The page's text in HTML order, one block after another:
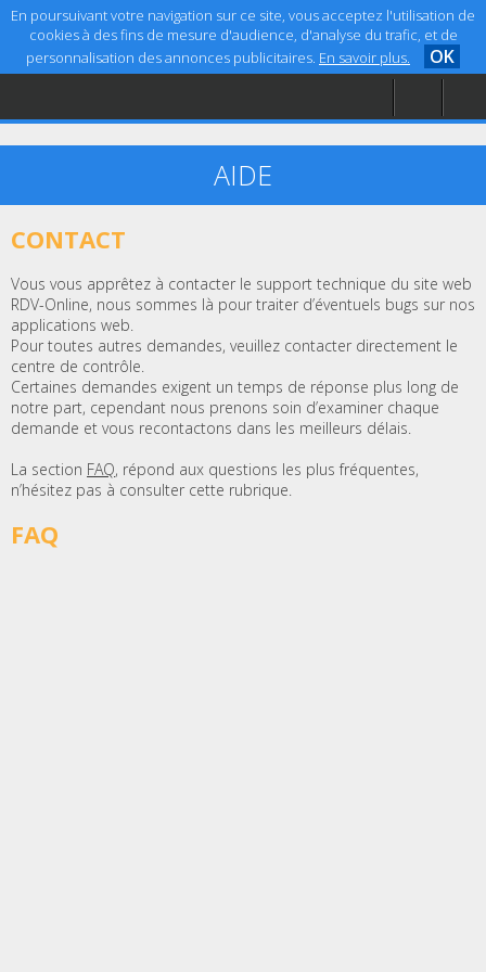
En poursuivant votre navigation sur ce site, vous acceptez l'utilisation de
cookies à des fins de mesure d'audience, d'analyse du trafic, et de
personnalisation des annonces publicitaires. En savoir plus. OK
Accueil
Aide
AIDE
CONTACT
Vous vous apprêtez à contacter le support technique du site web
RDV-Online, nous sommes là pour traiter d’éventuels bugs sur nos
applications web.
Pour toutes autres demandes, veuillez contacter directement le
centre de contrôle.
Certaines demandes exigent un temps de réponse plus long de
notre part, cependant nous prenons soin d’examiner chaque
demande et vous recontactons dans les meilleurs délais.
La section FAQ, répond aux questions les plus fréquentes,
n’hésitez pas à consulter cette rubrique.
FAQ